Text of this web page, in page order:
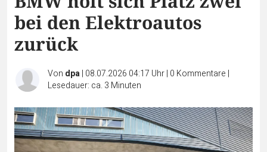
bei den Elektroautos
zurück
Von dpa| 08.07.2026 04:17 Uhr| 0 Kommentare |
Lesedauer: ca. 3 Minuten